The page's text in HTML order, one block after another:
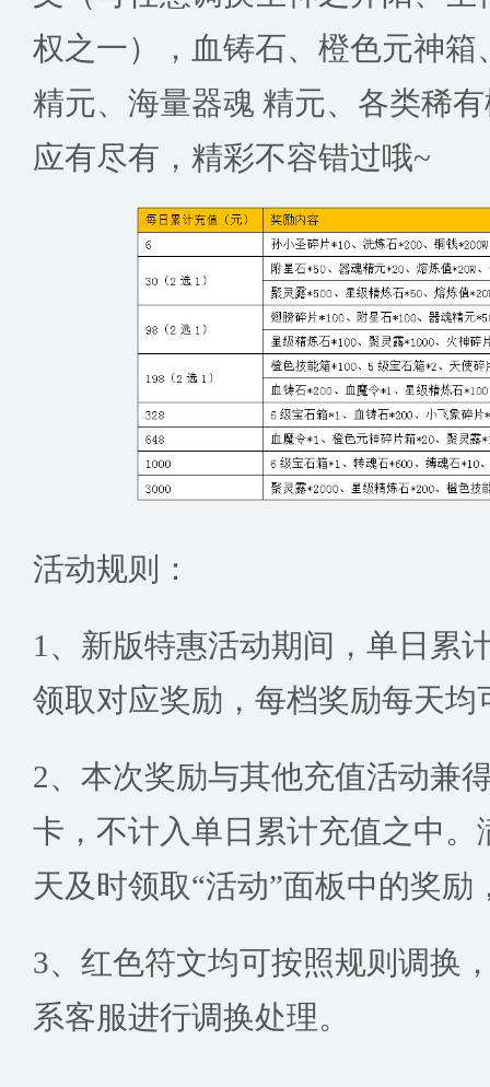
权之一），血铸石、橙色元神箱
精元、海量器魂 精元、各类稀
应有尽有，精彩不容错过哦~
活动规则：
1、新版特惠活动期间，单日累
领取对应奖励，每档奖励每天均
2、本次奖励与其他充值活动兼
卡，不计入单日累计充值之中。
天及时领取“活动”面板中的奖
3、红色符文均可按照规则调换
系客服进行调换处理。